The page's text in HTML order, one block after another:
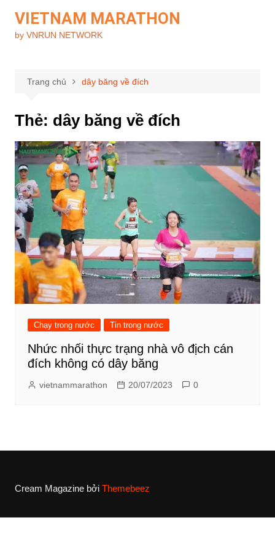
phần
VIETNAM MARATHON
by VNRUN NETWORK
Trang chủ dây băng về đích
Thẻ: dây băng về đích
Chạy trong nước Tin trong nước
Nhức nhối thực trạng nhà vô địch cán
đích không có dây băng
vietnammarathon 20/07/2023 0
Cream Magazine bởi Themebeez